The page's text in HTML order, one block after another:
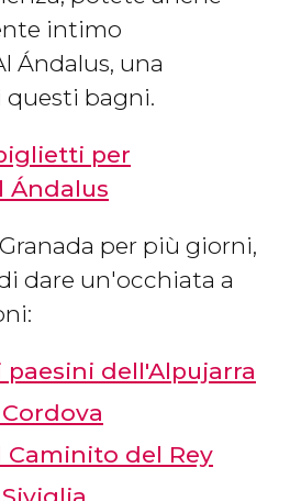
intimo
Ándalus, una
bagni.
per
Ándalus
per più giorni,
dare un'occhiata a
paesini dell'Alpujarra
Caminito del Rey